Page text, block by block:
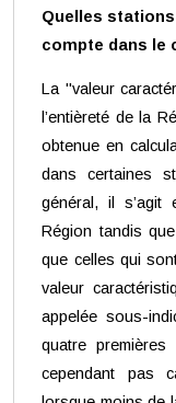
Quelles
compte dans le
La "valeur
l’entièreté de la
obtenue en
dans certaines
général, il
Région tandis
que celles qui
valeur
appelée sous-
quatre premières
cependant pas